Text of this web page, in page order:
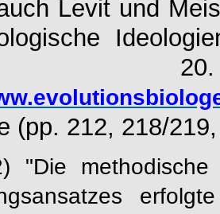
Levit und
20.
(pp. 212, 218/
"Die methodische